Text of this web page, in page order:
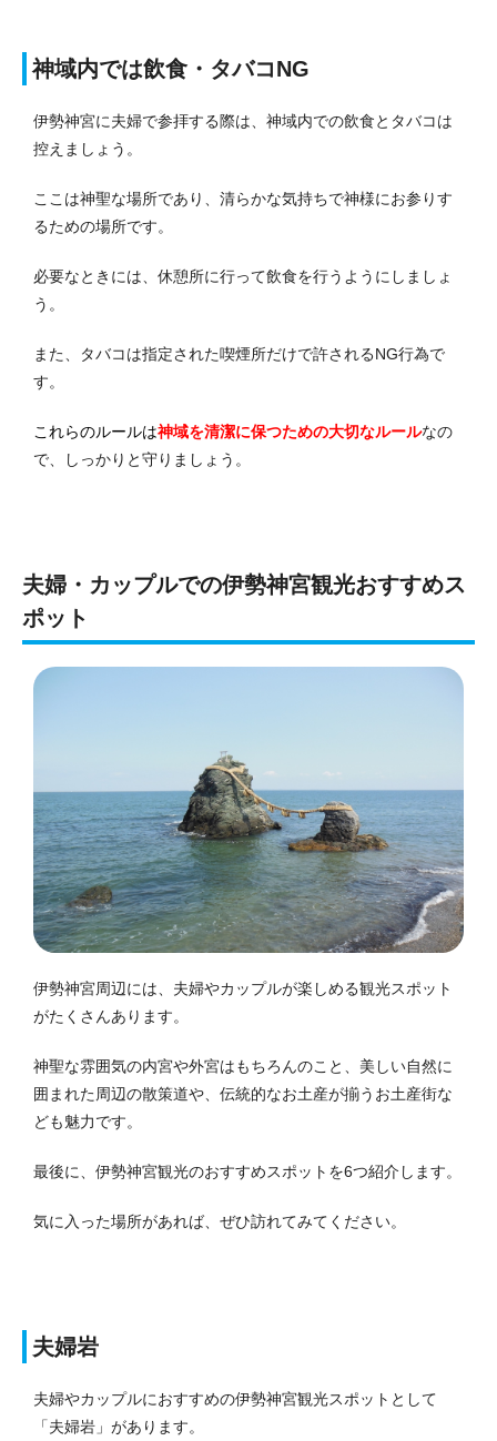
神域内では飲食・タバコNG
伊勢神宮に夫婦で参拝する際は、神域内での飲食とタバコは
控えましょう。
ここは神聖な場所であり、清らかな気持ちで神様にお参りす
るための場所です。
必要なときには、休憩所に行って飲食を行うようにしましょ
う。
また、タバコは指定された喫煙所だけで許されるNG行為で
す。
これらのルールは神域を清潔に保つための大切なルールなの
で、しっかりと守りましょう。
夫婦・カップルでの伊勢神宮観光おすすめス
ポット
伊勢神宮周辺には、夫婦やカップルが楽しめる観光スポット
がたくさんあります。
神聖な雰囲気の内宮や外宮はもちろんのこと、美しい自然に
囲まれた周辺の散策道や、伝統的なお土産が揃うお土産街な
ども魅力です。
最後に、伊勢神宮観光のおすすめスポットを6つ紹介します。
気に入った場所があれば、ぜひ訪れてみてください。
夫婦岩
夫婦やカップルにおすすめの伊勢神宮観光スポットとして
「夫婦岩」があります。